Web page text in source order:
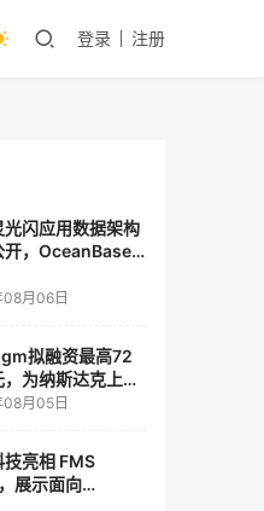
登录 注册
光闪应用数据架构
开，OceanBase
月06日
拟融资最高72
为纳斯达克上市
月05日
技亮相 FMS
展示面向